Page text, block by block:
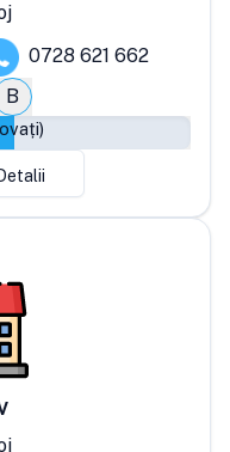
0728 621 662
B
Detalii